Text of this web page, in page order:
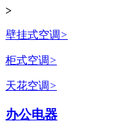
>
壁挂式空调>
柜式空调>
天花空调>
办公电器